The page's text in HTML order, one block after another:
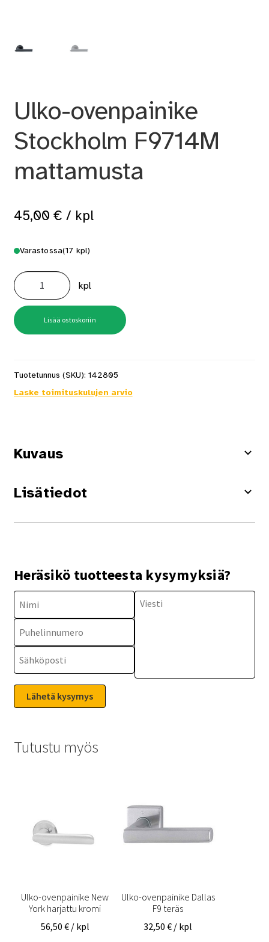
Ulko-ovenpainike
Stockholm F9714M
mattamusta
45,00 € / kpl
Varastossa(17 kpl)
Ulko-
ovenpainike
Stockholm
F9714M
mattamusta
määrä
kpl
Lisää ostoskoriin
Tuotetunnus (SKU): 142805
Laske toimituskulujen arvio
Kuvaus
Lisätiedot
Heräsikö tuotteesta kysymyksiä?
Tutustu myös
Ulko-ovenpainike New
York harjattu kromi
56,50 € / kpl
Ulko-ovenpainike Dallas
F9 teräs
32,50€ / kpl